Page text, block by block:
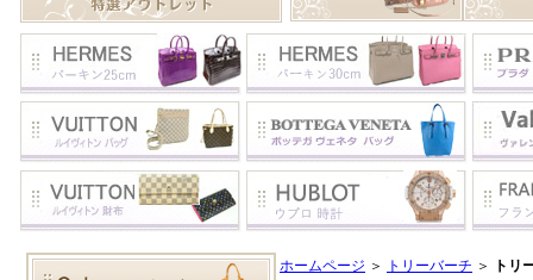
ホームページ ＞ トリーバーチ ＞ トリ